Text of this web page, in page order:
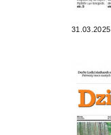
31.03.2025